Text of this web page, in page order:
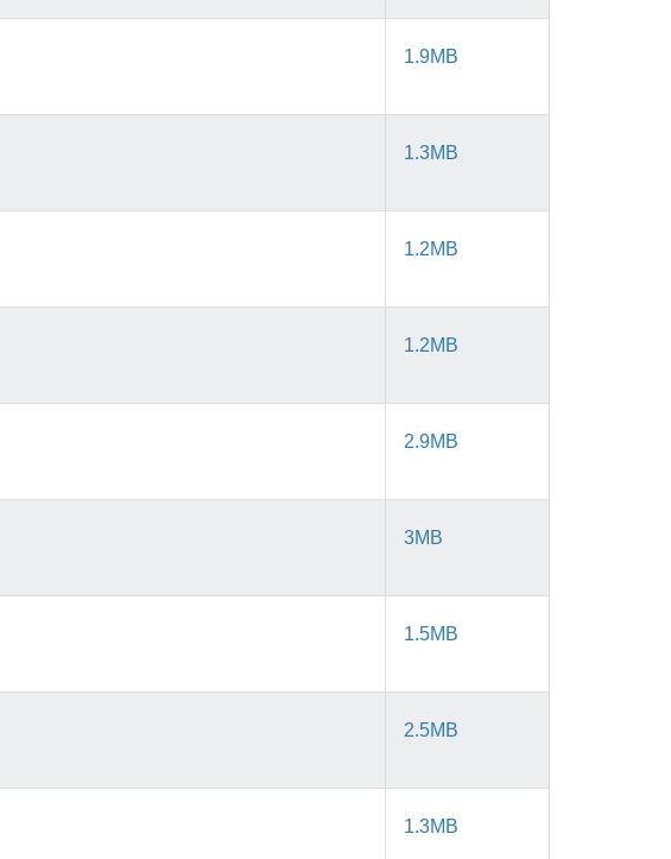
1.9MB
1.3MB
1.2MB
1.2MB
2.9MB
3MB
1.5MB
2.5MB
1.3MB